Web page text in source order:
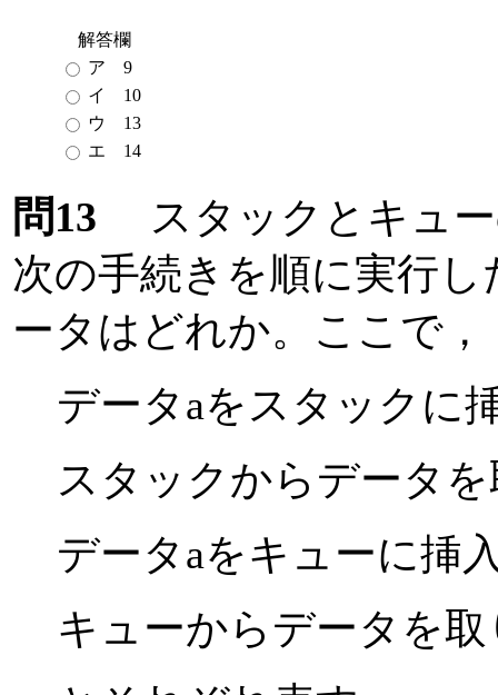
解答欄
ア 9
イ 10
ウ 13
エ 14
問13 スタックとキュー
次の手続きを順に実行し
ータはどれか。ここで，
データaをスタックに
スタックからデータ
データaをキューに挿
キューからデータを